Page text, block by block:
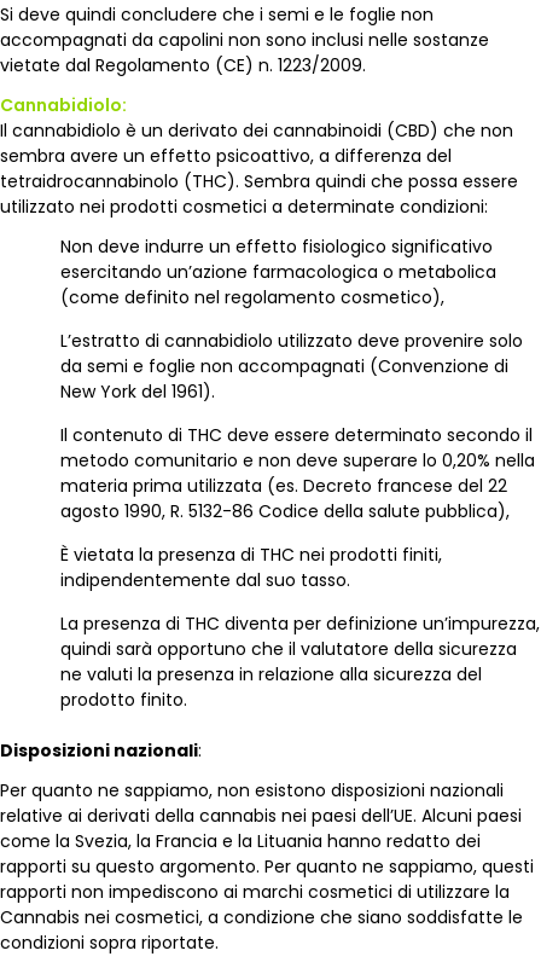
Si deve quindi concludere che i semi e le foglie non
accompagnati da capolini non sono inclusi nelle sostanze
vietate dal Regolamento (CE) n. 1223/2009.
Cannabidiolo:
Il cannabidiolo è un derivato dei cannabinoidi (CBD) che non
sembra avere un effetto psicoattivo, a differenza del
tetraidrocannabinolo (THC). Sembra quindi che possa essere
utilizzato nei prodotti cosmetici a determinate condizioni:
Non deve indurre un effetto fisiologico significativo
esercitando un’azione farmacologica o metabolica
(come definito nel regolamento cosmetico),
L’estratto di cannabidiolo utilizzato deve provenire solo
da semi e foglie non accompagnati (Convenzione di
New York del 1961).
Il contenuto di THC deve essere determinato secondo il
metodo comunitario e non deve superare lo 0,20% nella
materia prima utilizzata (es. Decreto francese del 22
agosto 1990, R. 5132-86 Codice della salute pubblica),
È vietata la presenza di THC nei prodotti finiti,
indipendentemente dal suo tasso.
La presenza di THC diventa per definizione un’impurezza,
quindi sarà opportuno che il valutatore della sicurezza
ne valuti la presenza in relazione alla sicurezza del
prodotto finito.
Disposizioni nazionali:
Per quanto ne sappiamo, non esistono disposizioni nazionali
relative ai derivati della cannabis nei paesi dell’UE. Alcuni paesi
come la Svezia, la Francia e la Lituania hanno redatto dei
rapporti su questo argomento. Per quanto ne sappiamo, questi
rapporti non impediscono ai marchi cosmetici di utilizzare la
Cannabis nei cosmetici, a condizione che siano soddisfatte le
condizioni sopra riportate.